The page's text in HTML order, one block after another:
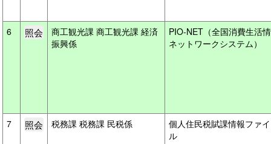
6
商工観光課 商工観光課 経済
振興係
PIO-NET（全国消費生活
ネットワークシステム）
7 税務課 税務課 民税係
個人住民税賦課情報ファイ
ル